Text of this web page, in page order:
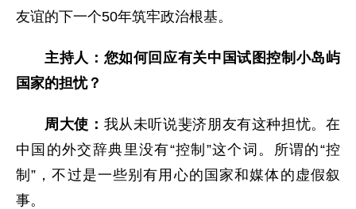
友谊的下一个50年筑牢政治根基。
主持人：您如何回应有关中国试图控制小岛屿
国家的担忧？
周大使： 我从未听说斐济朋友有这种担忧。在
中国的外交辞典里没有“控制”这个词。所谓的“控
制”，不过是一些别有用心的国家和媒体的虚假叙
事。